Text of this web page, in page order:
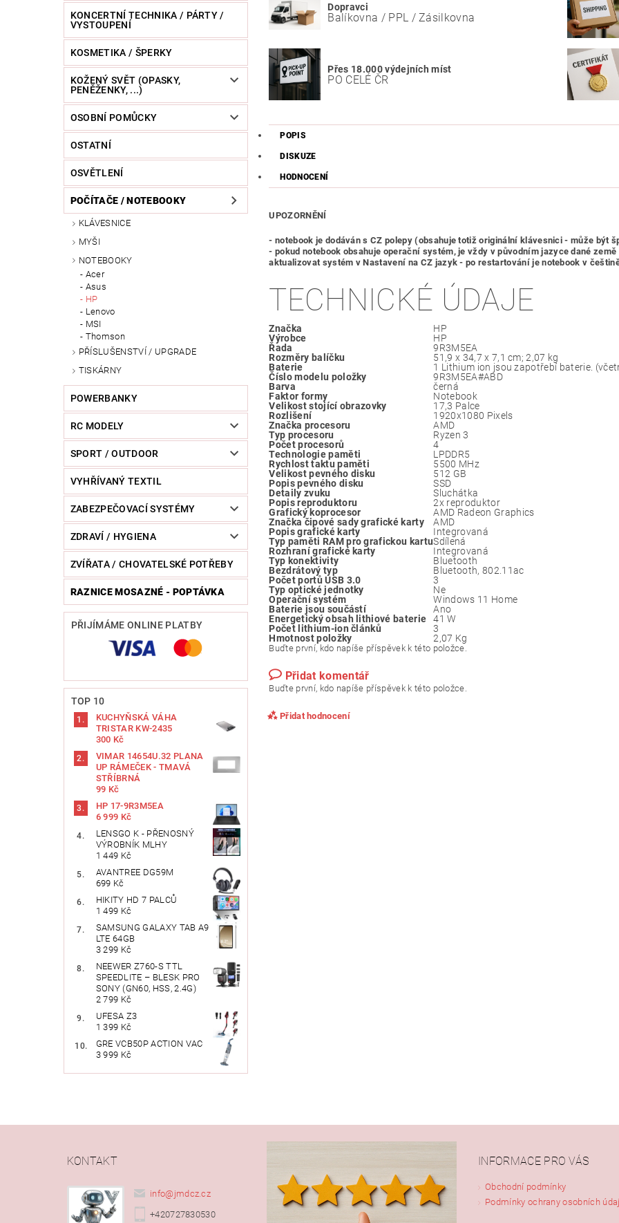
KONCERTNÍ TECHNIKA / PÁRTY /
VYSTOUPENÍ
KOSMETIKA / ŠPERKY
KOŽENÝ SVĚT (OPASKY,
PENĚŽENKY, ...)
OSOBNÍ POMŮCKY
OSTATNÍ
OSVĚTLENÍ
POČÍTAČE / NOTEBOOKY
KLÁVESNICE
MYŠI
NOTEBOOKY
Acer
Asus
HP
Lenovo
MSI
Thomson
PŘÍSLUŠENSTVÍ / UPGRADE
TISKÁRNY
POWERBANKY
RC MODELY
SPORT / OUTDOOR
VYHŘÍVANÝ TEXTIL
ZABEZPEČOVACÍ SYSTÉMY
ZDRAVÍ / HYGIENA
ZVÍŘATA / CHOVATELSKÉ POTŘEBY
RAZNICE MOSAZNÉ - POPTÁVKA
PŘIJÍMÁME ONLINE PLATBY
TOP 10
KUCHYŇSKÁ VÁHA
TRISTAR KW-2435
300 Kč
VIMAR 14654U.32 PLANA
UP RÁMEČEK - TMAVÁ
STŘÍBRNÁ
99 Kč
HP 17-9R3M5EA
6 999 Kč
LENSGO K - PŘENOSNÝ
VÝROBNÍK MLHY
1 449 Kč
AVANTREE DG59M
699 Kč
HIKITY HD 7 PALCŮ
1 499 Kč
SAMSUNG GALAXY TAB A9
LTE 64GB
3 299 Kč
NEEWER Z760-S TTL
SPEEDLITE – BLESK PRO
SONY (GN60, HSS, 2.4G)
2 799 Kč
UFESA Z3
1 399 Kč
GRE VCB50P ACTION VAC
3 999 Kč
Dopravci
Balíkovna / PPL / Zásilkovna
Přes 18.000 výdejních míst
PO CELÉ ČR
POPIS
DISKUZE
HODNOCENÍ
UPOZORNĚNÍ
- notebook je dodáván s CZ polepy (obsahuje totiž originální klávesnici - může být
- pokud notebook obsahuje operační systém, je vždy v původním jazyce dané
aktualizovat systém v Nastavení na CZ jazyk - po restartování je notebook v
TECHNICKÉ ÚDAJE
Značka
‎HP
Výrobce
‎HP
Řada
‎9R3M5EA
Rozměry balíčku
‎51,9 x 34,7 x 7,1 cm; 2,07 kg
Baterie
‎1 Lithium ion jsou zapotřebí baterie.
Číslo modelu položky
‎9R3M5EA#ABD
Barva
‎černá
Faktor formy
‎Notebook
Velikost stojící obrazovky
‎17,3 Palce
Rozlišení
‎1920x1080 Pixels
Značka procesoru
‎AMD
Typ procesoru
‎Ryzen 3
Počet procesorů
‎4
Technologie paměti
‎LPDDR5
Rychlost taktu paměti
‎5500 MHz
Velikost pevného disku
‎512 GB
Popis pevného disku
‎SSD
Detaily zvuku
‎Sluchátka
Popis reproduktoru
‎2x reproduktor
Grafický koprocesor
‎AMD Radeon Graphics
Značka čipové sady grafické karty
‎AMD
Popis grafické karty
‎Integrovaná
Typ paměti RAM pro grafickou kartu‎Sdílená
Rozhraní grafické karty
‎Integrovaná
Typ konektivity
‎Bluetooth
Bezdrátový typ
‎Bluetooth, 802.11ac
Počet portů USB 3.0
‎3
Typ optické jednotky
‎Ne
Operační systém
‎Windows 11 Home
Baterie jsou součástí
‎Ano
Energetický obsah lithiové baterie
‎41 W
Počet lithium-ion článků
‎3
Hmotnost položky
‎2,07 Kg
Buďte první, kdo napíše příspěvek k této položce.
Přidat komentář
Buďte první, kdo napíše příspěvek k této položce.
Přidat hodnocení
KONTAKT
info@ jmdcz.cz
+420727830530
INFORMACE PRO VÁS
Obchodní podmínky
Podmínky ochrany osobních